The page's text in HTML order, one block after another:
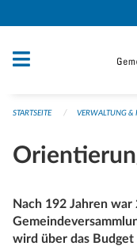
STARTSEITE VERWALTUNG &
Nach 192 Jahren war
wird über das Budget